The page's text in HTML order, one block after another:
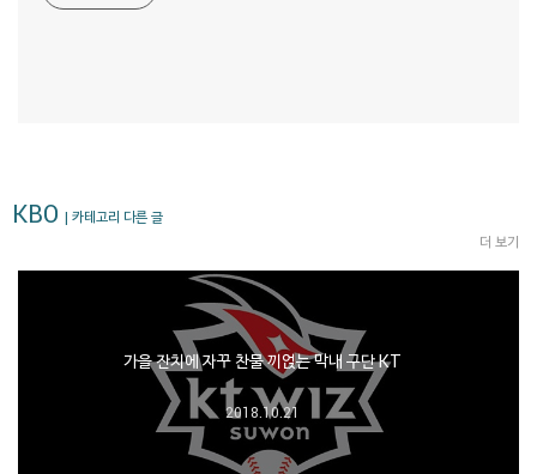
KBO | 카테고리 다른 글
더 보기
가을 잔치에 자꾸 찬물 끼얹는 막내 구단 KT
2018.10.21